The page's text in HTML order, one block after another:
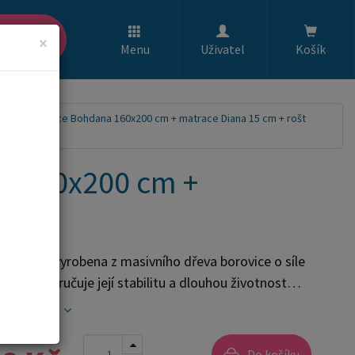
Menu Uživatel Košík
borovice Bohdana 160x200 cm + matrace Diana 15 cm + rošt
160x200 cm +
postel je vyrobena z masivního dřeva borovice o síle
což zaručuje její stabilitu a dlouhou životnost
opatřena dvěma vrstvami bezbarvého ekologického
a zároveň zdůrazňuje přirozenou krásu dřeva. K
×